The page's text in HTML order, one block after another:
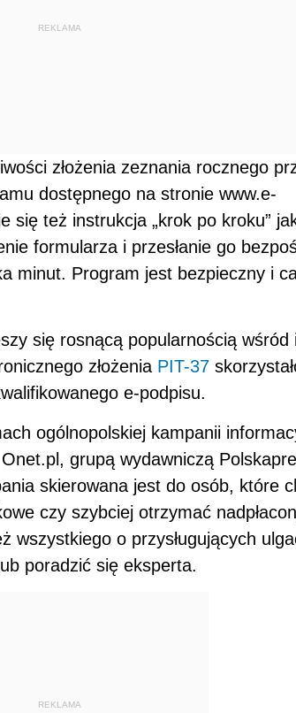
REKLAMA
złożenia zeznania rocznego
dostępnego na stronie www.e-
się też instrukcja „krok po kroku”
formularza i przesłanie go
minut. Program jest bezpieczny i
się rosnącą popularnością wśród
złożenia PIT-37
e-podpisu.
ogólnopolskiej kampanii
grupą wydawniczą
skierowana jest do osób, które
czy szybciej otrzymać
wszystkiego o przysługujących
poradzić się eksperta.
REKLAMA